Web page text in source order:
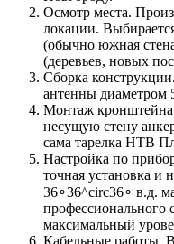
Осмотр места.
локации.
(обычно южная
(деревьев, новых
Сборка
антенны диаметром
Монтаж
несущую стену
сама тарелка НТВ
Настройка по
точная установка и
36∘36^circ36∘ в.д.
профессионального
максимальный
Кабельные работы.